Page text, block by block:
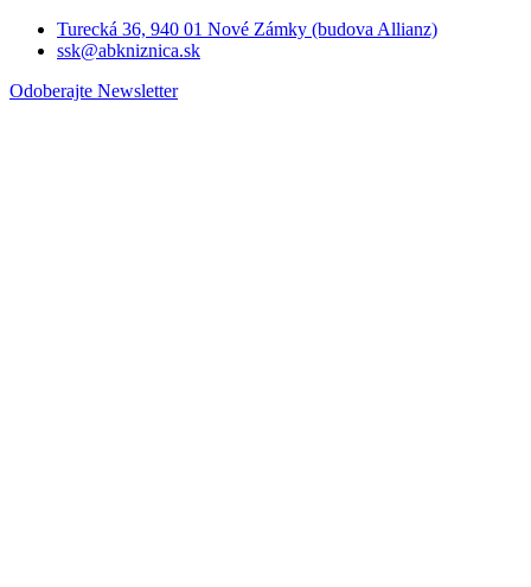
Turecká 36, 940 01 Nové Zámky (budova Allianz)
ssk@abkniznica.sk
Odoberajte Newsletter